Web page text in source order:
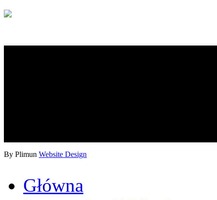
By Plimun Website Design
Główna